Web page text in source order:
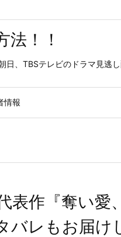
法！！
、TBSテレビのドラマ見逃
情報
表作『奪い愛
バレもお届け